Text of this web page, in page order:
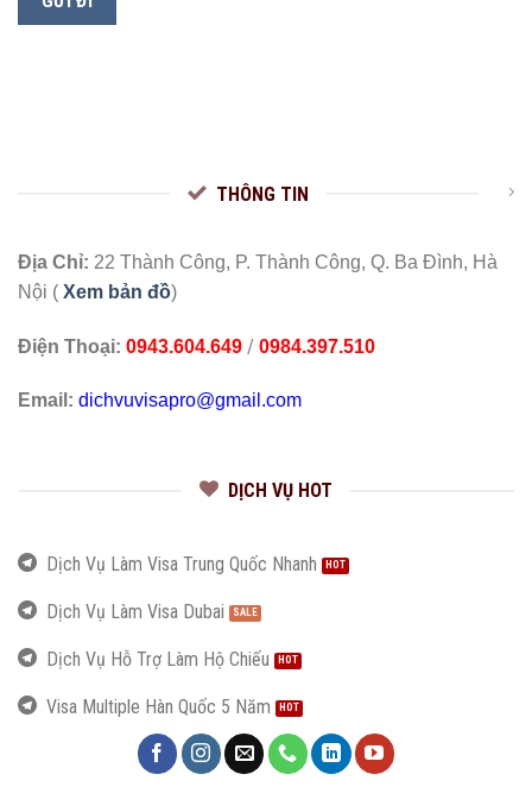
THÔNG TIN
Địa Chỉ: 22 Thành Công, P. Thành Công, Q. Ba Đình, Hà
Nội ( Xem bản đồ)
Điện Thoại: 0943.604.649 / 0984.397.510
Email: dichvuvisapro@gmail.com
DỊCH VỤ HOT
Dịch Vụ Làm Visa Trung Quốc Nhanh
Dịch Vụ Làm Visa Dubai
Dịch Vụ Hỗ Trợ Làm Hộ Chiếu
Visa Multiple Hàn Quốc 5 Năm